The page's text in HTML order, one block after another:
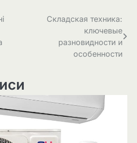
Складская техника:
ключевые
разновидности и
особенности